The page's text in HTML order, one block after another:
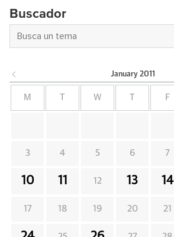
Buscador
January 2011
M W F
3 4 5 6 7
10 11 12 13 14
17 18 19 20 21